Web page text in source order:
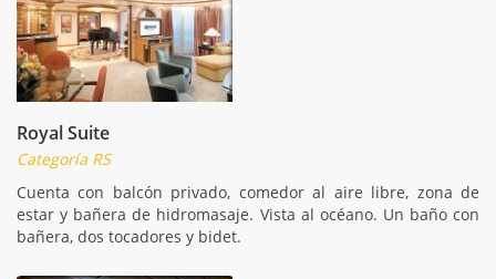
Royal Suite
Categoría RS
Cuenta con balcón privado, comedor al aire libre, zona de
estar y bañera de hidromasaje. Vista al océano. Un baño con
bañera, dos tocadores y bidet.